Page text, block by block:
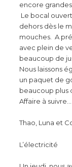
encore
Le bocal
dehors dès le
mouches. A
avec plein de
beaucoup de
Nous laissons
un paquet de
beaucoup plus
Affaire à suivre…
Thao, Luna et
L’électricité